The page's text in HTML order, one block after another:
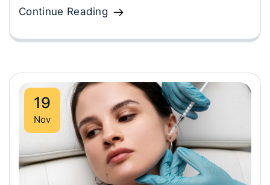
Continue Reading
19
Nov